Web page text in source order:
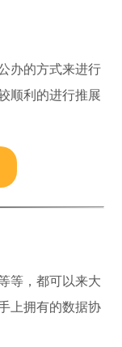
办的方式来进行
顺利的进行推展
等，都可以来大
上拥有的数据协